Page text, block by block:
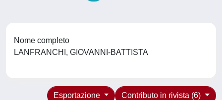
Nome completo
LANFRANCHI, GIOVANNI-BATTISTA
Contributo in rivista (6)
Esportazione